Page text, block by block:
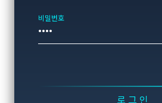
비밀번호
로그인